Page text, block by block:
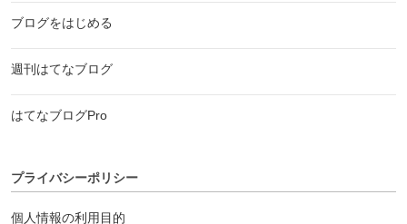
ブログをはじめる
週刊はてなブログ
はてなブログPro
プライバシーポリシー
個人情報の利用目的